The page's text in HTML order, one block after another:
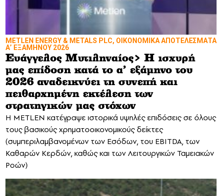
METLEN ENERGY & METALS PLC, ΟΙΚΟΝΟΜΙΚΑ ΑΠΟΤΕΛΕΣΜΑΤΑ
Α’ ΕΞΑΜΗΝΟΥ 2026
Ευάγγελος Μυτιληναίος> Η ισχυρή
μας επίδοση κατά το α’ εξάμηνο του
2026 αναδεικνύει τη συνεπή και
πειθαρχημένη εκτέλεση των
στρατηγικών μας στόχων
Η METLEN κατέγραψε ιστορικά υψηλές επιδόσεις σε όλους
τους βασικούς χρηματοοικονομικούς δείκτες
(συμπεριλαμβανομένων των Εσόδων, του EBITDA, των
Καθαρών Κερδών, καθώς και των Λειτουργικών Ταμειακών
Ροών)